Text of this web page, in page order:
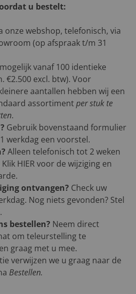
u bestelt:
onze webshop, telefonisch, via
(op afspraak t/m 31
mogelijk vanaf 100 identieke
€2.500 excl. btw). Voor
aantallen hebben wij een
assortimentper stuk te
.
Gebruik bovenstaand formulier
werkdag een voorstel.
Alleen telefonisch tot 2 weken
HIERvoor de wijziging en
ontvangen? Check uw
Nog niets gevonden? Stel
bestellen? Neem direct
om teleurstelling te
graag met u mee.
verwijzen we u graag naar de
Bestellen.